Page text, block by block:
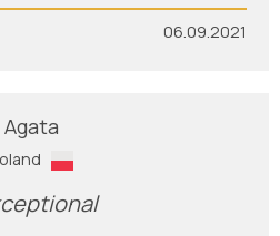
06.09.2021
Agata